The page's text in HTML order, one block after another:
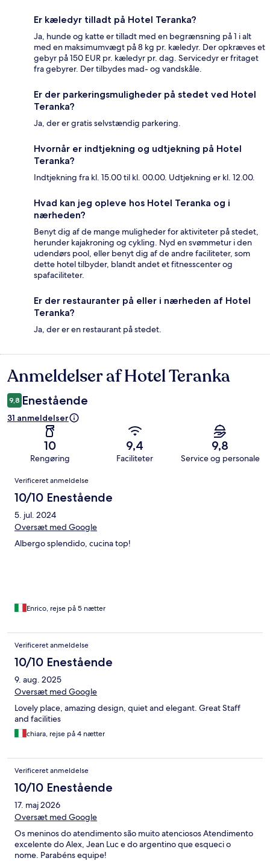
Er kæledyr tilladt på Hotel Teranka?
Ja, hunde og katte er tilladt med en begrænsning på 1 i alt
med en maksimumvægt på 8 kg pr. kæledyr. Der opkræves et
gebyr på 150 EUR pr. kæledyr pr. dag. Servicedyr er fritaget
fra gebyrer. Der tilbydes mad- og vandskåle.
Er der parkeringsmuligheder på stedet ved Hotel
Teranka?
Ja, der er gratis selvstændig parkering.
Hvornår er indtjekning og udtjekning på Hotel
Teranka?
Indtjekning fra kl. 15.00 til kl. 00.00. Udtjekning er kl. 12.00.
Hvad kan jeg opleve hos Hotel Teranka og i
nærheden?
Benyt dig af de mange muligheder for aktiviteter på stedet,
herunder kajakroning og cykling. Nyd en svømmetur i den
udendørs pool, eller benyt dig af de andre faciliteter, som
dette hotel tilbyder, blandt andet et fitnesscenter og
spafaciliteter.
Er der restauranter på eller i nærheden af Hotel
Teranka?
Ja, der er en restaurant på stedet.
Anmeldelser
Anmeldelser af Hotel Teranka
9,8 Enestående
31 anmeldelser
10
Rengøring
9,4
Faciliteter
9,8
Service og personale
Anmeldelser
Verificeret anmeldelse
10/10 Enestående
5. jul. 2024
Oversæt med Google
Albergo splendido, cucina top!
Enrico, rejse på 5 nætter
Verificeret anmeldelse
10/10 Enestående
9. aug. 2025
Oversæt med Google
Lovely place, amazing design, quiet and elegant. Great Staff
and facilities
chiara, rejse på 4 nætter
Verificeret anmeldelse
10/10 Enestående
17. maj 2026
Oversæt med Google
Os meninos do atendimento são muito atenciosos Atendimento
excelente do Alex, Jean Luc e do argentino que esqueci o
nome. Parabéns equipe!